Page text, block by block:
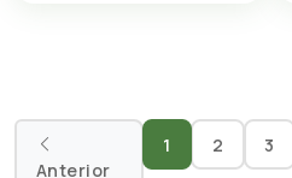
Anterior
1 2 3